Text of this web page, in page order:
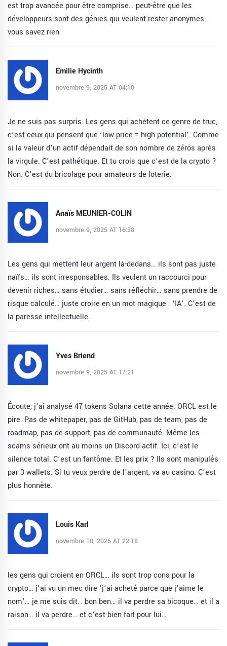
est trop avancée pour être comprise… peut-être que les
développeurs sont des génies qui veulent rester anonymes…
vous savez rien
Emilie Hycinth
novembre 9, 2025 AT 04:10
Je ne suis pas surpris. Les gens qui achètent ce genre de truc,
c’est ceux qui pensent que ‘low price = high potential’. Comme
si la valeur d’un actif dépendait de son nombre de zéros après
la virgule. C’est pathétique. Et tu crois que c’est de la crypto ?
Non. C’est du bricolage pour amateurs de loterie.
Anaïs MEUNIER-COLIN
novembre 9, 2025 AT 16:38
Les gens qui mettent leur argent là-dedans… ils sont pas juste
naïfs… ils sont irresponsables. Ils veulent un raccourci pour
devenir riches… sans étudier… sans réfléchir… sans prendre de
risque calculé… juste croire en un mot magique : ‘IA’. C’est de
la paresse intellectuelle.
Yves Briend
novembre 9, 2025 AT 17:21
Écoute, j’ai analysé 47 tokens Solana cette année. ORCL est le
pire. Pas de whitepaper, pas de GitHub, pas de team, pas de
roadmap, pas de support, pas de communauté. Même les
scams sérieux ont au moins un Discord actif. Ici, c’est le
silence total. C’est un fantôme. Et les prix ? Ils sont manipulés
par 3 wallets. Si tu veux perdre de l’argent, va au casino. C’est
plus honnête.
Louis Karl
novembre 10, 2025 AT 22:18
les gens qui croient en ORCL… ils sont trop cons pour la
crypto… j’ai vu un mec dire ‘j’ai acheté parce que j’aime le
nom’… je me suis dit… bon ben… il va perdre sa bicoque… et il a
raison… il va perdre… et c’est bien fait pour lui…